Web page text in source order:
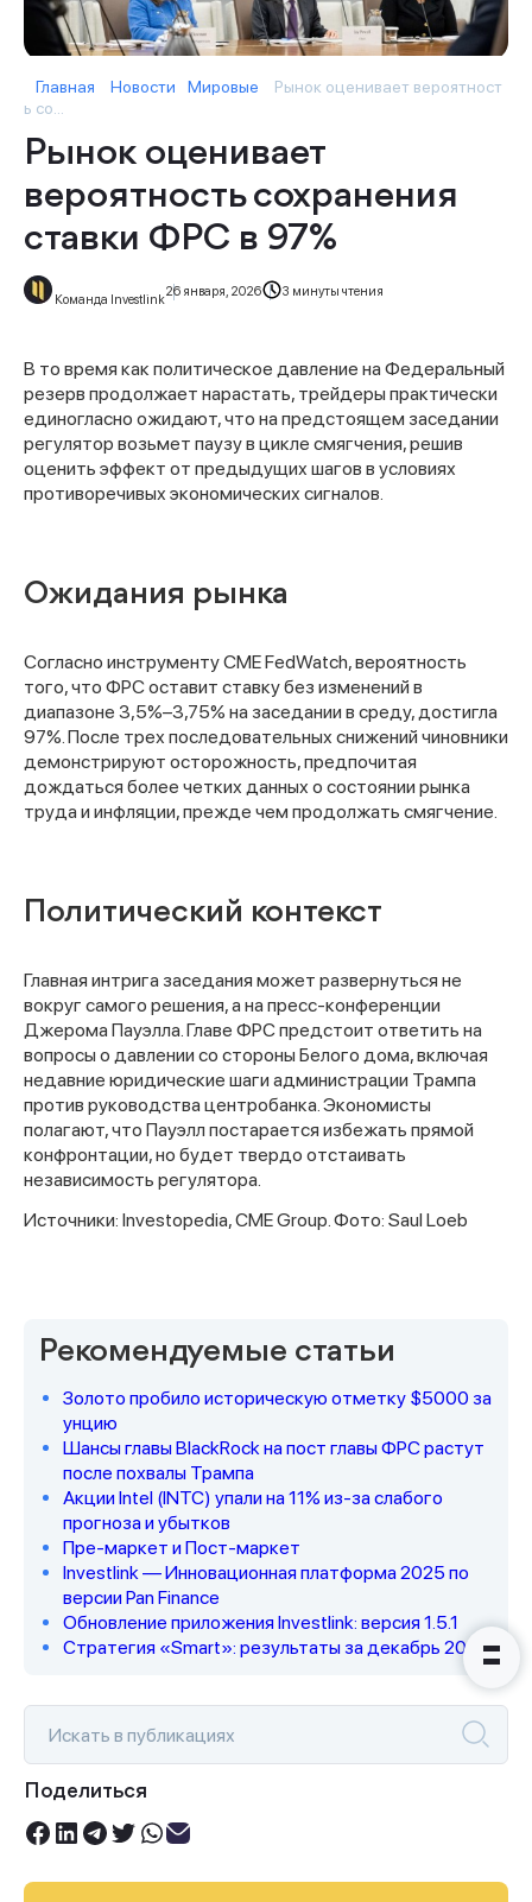
Главная Новости Мировые
Рынок оценивает вероятност
ь со...
Рынок оценивает
вероятность сохранения
ставки ФРС в 97%
Команда Investlink
26 января, 2026 3 минуты чтения
В то время как политическое давление на Федеральный
резерв продолжает нарастать, трейдеры практически
единогласно ожидают, что на предстоящем заседании
регулятор возьмет паузу в цикле смягчения, решив
оценить эффект от предыдущих шагов в условиях
противоречивых экономических сигналов.
Ожидания рынка
Согласно инструменту CME FedWatch, вероятность
того, что ФРС оставит ставку без изменений в
диапазоне 3,5%–3,75% на заседании в среду, достигла
97%. После трех последовательных снижений чиновники
демонстрируют осторожность, предпочитая
дождаться более четких данных о состоянии рынка
труда и инфляции, прежде чем продолжать смягчение.
Политический контекст
Главная интрига заседания может развернуться не
вокруг самого решения, а на пресс-конференции
Джерома Пауэлла. Главе ФРС предстоит ответить на
вопросы о давлении со стороны Белого дома, включая
недавние юридические шаги администрации Трампа
против руководства центробанка. Экономисты
полагают, что Пауэлл постарается избежать прямой
конфронтации, но будет твердо отстаивать
независимость регулятора.
Источники: Investopedia, CME Group. Фото: Saul Loeb
Рекомендуемые статьи
Золото пробило историческую отметку $5000 за
унцию
Шансы главы BlackRock на пост главы ФРС растут
после похвалы Трампа
Акции Intel (INTC) упали на 11% из-за слабого
прогноза и убытков
Пре-маркет и Пост-маркет
Investlink — Инновационная платформа 2025 по
версии Pan Finance
Обновление приложения Investlink: версия 1.5.1
Стратегия «Smart»: результаты за декабрь 2025
Поделиться
Спасибо за заявку
Наши консультанты свяжутся с
вами в ближайшее время